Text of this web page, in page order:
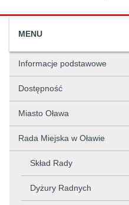
MENU
Informacje podstawowe
Dostępność
Miasto Oława
Rada Miejska w Oławie
Skład Rady
Dyżury Radnych